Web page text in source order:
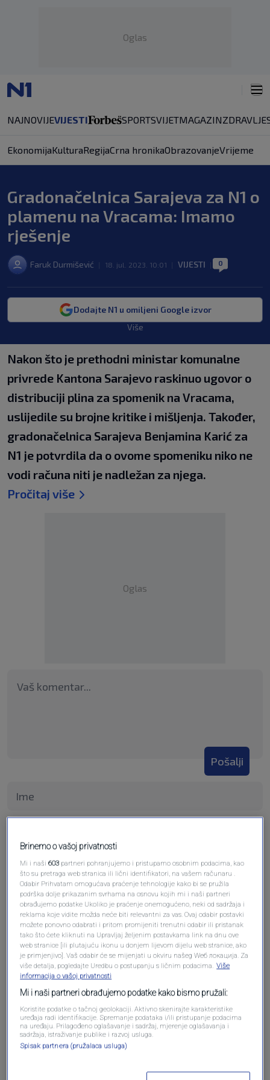
Oglas
NAJNOVIJEVIJESTI SPORTSVIJETMAGAZINZDRAVLJE
EkonomijaKulturaRegijaCrna hronikaObrazovanjeVrijeme
Gradonačelnica Sarajeva za N1 o
plamenu na Vracama: Imamo
rješenje
Faruk Durmišević 18. jul. 2023. 10:01 VIJESTI 0
Dodajte N1 u omiljeni Google izvor
Više
Nakon što je prethodni ministar komunalne
privrede Kantona Sarajevo raskinuo ugovor o
distribuciji plina za spomenik na Vracama,
uslijedile su brojne kritike i mišljenja. Također,
gradonačelnica Sarajeva Benjamina Karić za
N1 je potvrdila da o ovome spomeniku niko ne
vodi računa niti je nadležan za njega.
Pročitaj više
Oglas
Pošalji
Oglas
Brinemo o vašoj privatnosti
Mi i naši603 partneri pohranjujemo i pristupamo osobnim podacima, kao
što su pretraga web stranica ili lični identifikatori, na vašem računaru .
Odabir Prihvatam omogućava praćenje tehnologije kako bi se pružila
podrška dolje prikazanim svrhama na osnovu kojih mi i naši partneri
obrađujemo podatke Ukoliko je praćenje onemogućeno, neki od sadržaja i
reklama koje vidite možda neće biti relevantni za vas. Ovaj odabir postavki
možete ponovno odabrati i pritom promijeniti trenutni odabir ili pristanak
tako što ćete kliknuti na Upravljaj željenim postavkama link na dnu ove
web stranice [ili plutajuću ikonu u donjem lijevom dijelu web stranice, ako
je primjenjivo]. Vaš odabir će se mijenjati u okviru našeg Wеб локација. Za
više detalja, pogledajte Uredbu o postupanju s ličnim podacima. Više
informacija o vašoj privatnosti
Mi i naši partneri obrađujemo podatke kako bismo pružali:
Koristite podatke o tačnoj geolokaciji. Aktivno skenirajte karakteristike
uređaja radi identifikacije. Spremanje podataka i/ili pristupanje podacima
na uređaju. Prilagođeno oglašavanje i sadržaj, mjerenje oglašavanja i
sadržaja, istraživanje publike i razvoj usluga.
Spisak partnera (pružalaca usluga)